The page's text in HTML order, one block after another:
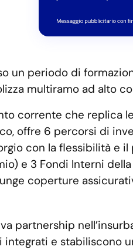
un periodo di
multiramo ad alto
corrente che replica
offre 6 percorsi di
con la flessibilità e
e 3 Fondi Interni
coperture
partnership
integrati e stabiliscono